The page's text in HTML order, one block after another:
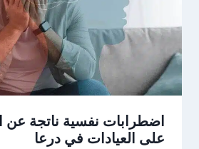
اضطرابات نفسية ناتجة عن
على العيادات في درعا